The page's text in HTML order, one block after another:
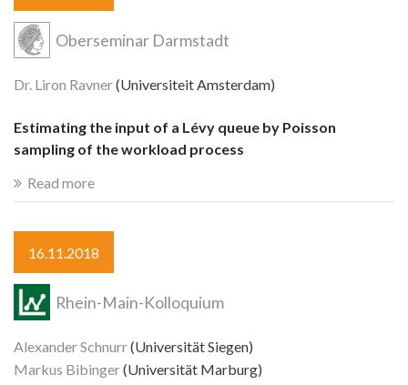
Oberseminar Darmstadt
Dr. Liron Ravner(Universiteit Amsterdam)
Estimating the input of a Lévy queue by Poisson
sampling of the workload process
Read more
16.11.2018
Rhein-Main-Kolloquium
Alexander Schnurr(Universität Siegen)
Markus Bibinger(Universität Marburg)